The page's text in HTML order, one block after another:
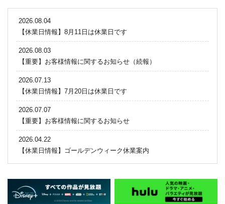
2026.08.04
【休業日情報】8月11日は休業日です
2026.08.03
【重要】お客様情報に関するお知らせ（続報）
2026.07.13
【休業日情報】7月20日は休業日です
2026.07.07
【重要】お客様情報に関するお知らせ
2026.04.22
【休業日情報】ゴールデンウィーク休業案内